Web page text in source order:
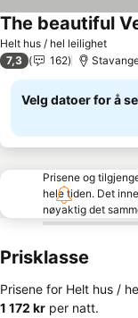
Helt hus / hel leilighet
The beautiful
7,3 162
Velg datoer for å
Prisene og
hele tiden. Det
nøyaktig det
Prisklasse
Prisene for Helt hus /
‎1 172 kr per natt.